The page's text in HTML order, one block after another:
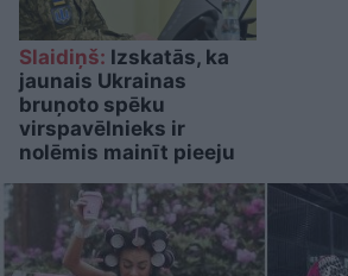
Slaidiņš: Izskatās, ka
jaunais Ukrainas
bruņoto spēku
virspavēlnieks ir
nolēmis mainīt pieeju